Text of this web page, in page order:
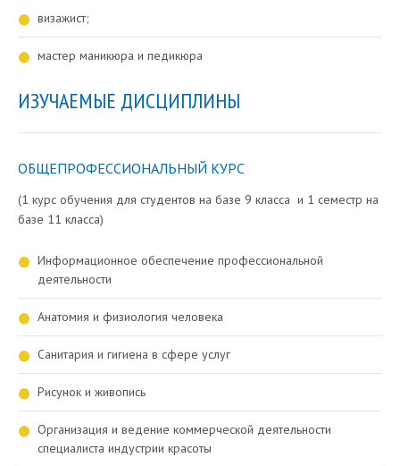
визажист;
мастер маникюра и педикюра
ИЗУЧАЕМЫЕ ДИСЦИПЛИНЫ
ОБЩЕПРОФЕССИОНАЛЬНЫЙ КУРС
(1 курс обучения для студентов на базе 9 класса и 1 семестр на
базе 11 класса)
Информационное обеспечение профессиональной
деятельности
Анатомия и физиология человека
Санитария и гигиена в сфере услуг
Рисунок и живопись
Организация и ведение коммерческой деятельности
специалиста индустрии красоты